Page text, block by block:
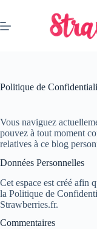
contenu
Politique de
Vous naviguez
pouvez à tout moment
relatives à ce blog
Données Personnelles
Cet espace est créé afin
la Politique de
Strawberries.fr.
Commentaires